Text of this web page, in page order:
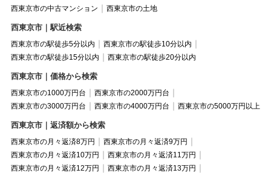
西東京市の中古マンション
西東京市の土地
西東京市｜駅近検索
西東京市の駅徒歩5分以内
西東京市の駅徒歩10分以内
西東京市の駅徒歩15分以内
西東京市の駅徒歩20分以内
西東京市｜価格から検索
西東京市の1000万円台
西東京市の2000万円台
西東京市の3000万円台
西東京市の4000万円台 西東京市の5000万円以上
西東京市｜返済額から検索
西東京市の月々返済8万円
西東京市の月々返済9万円
西東京市の月々返済10万円
西東京市の月々返済11万円
西東京市の月々返済12万円
西東京市の月々返済13万円